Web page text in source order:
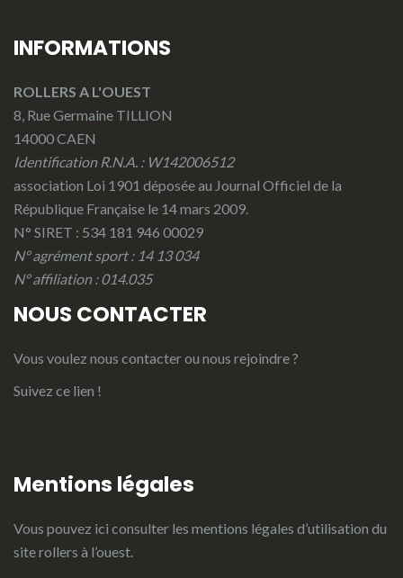
INFORMATIONS
ROLLERS A L'OUEST
8, Rue Germaine TILLION
14000 CAEN
Identification R.N.A. : W142006512
association Loi 1901 déposée au Journal Officiel de la
République Française le 14 mars 2009.
N° SIRET : 534 181 946 00029
N° agrément sport : 14 13 034
N° affiliation : 014.035
NOUS CONTACTER
Vous voulez nous contacter ou nous rejoindre ?
Suivez ce lien !
Mentions légales
Vous pouvez ici consulter les mentions légales d’utilisation du
site rollers à l’ouest.